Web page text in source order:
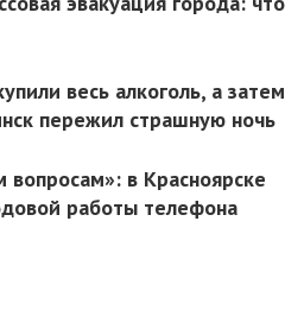
весь алкоголь, а затем
пережил страшную ночь
в Красноярске
работы телефона